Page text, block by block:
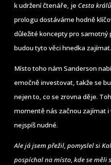
k udržení čtenáře, je Cesta králů
prologu dostáváme hodně
důležité koncepty pro samotný
budou tyto věci hnedka zajímat.
Místo toho nám Sanderson
emočně investovat, takže se
nejen to, co se zrovna děje.
momentě nás začnou zajímat
nejspíš nudné.
Ale já jsem přežil, pomyslel si
pospíchal na místo, kde se měli